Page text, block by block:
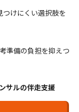
けにくい選択肢を
準備の負担を抑えつ
サルの伴走支援